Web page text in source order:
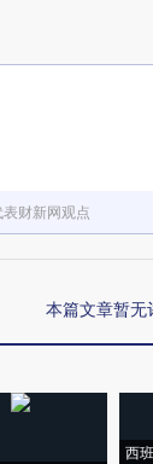
财新网观点
本篇文章暂无
西